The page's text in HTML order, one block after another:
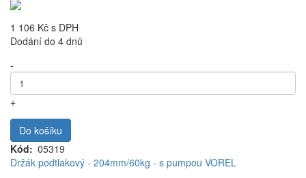
1 106 Kč s DPH
Dodání do 4 dnů
-
+
Do košíku
Kód
05319
Držák podtlakový - 204mm/60kg - s pumpou VOREL